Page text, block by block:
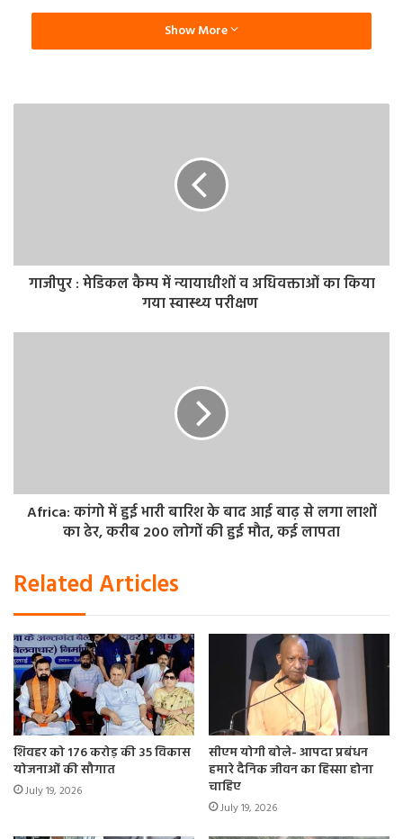
Show More
गाजीपुर : मेडिकल कैम्प में न्यायाधीशों व अधिवक्ताओं का किया
गया स्वास्थ्य परीक्षण
Africa: कांगो में हुई भारी बारिश के बाद आई बाढ़ से लगा लाशों
का ढेर, करीब 200 लोगों की हुई मौत, कई लापता
Related Articles
शिवहर को 176 करोड़ की 35 विकास
योजनाओं की सौगात
July 19, 2026
सीएम योगी बोले- आपदा प्रबंधन
हमारे दैनिक जीवन का हिस्सा होना
चाहिए
July 19, 2026